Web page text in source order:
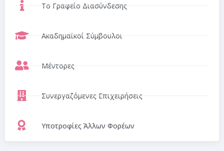
Το Γραφείο Διασύνδεσης
Ακαδημαϊκοί Σύμβουλοι
Μέντορες
Συνεργαζόμενες Επιχειρήσεις
Υποτροφίες Άλλων Φορέων